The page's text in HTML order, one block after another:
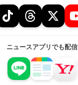
ニュースアプリでも配信